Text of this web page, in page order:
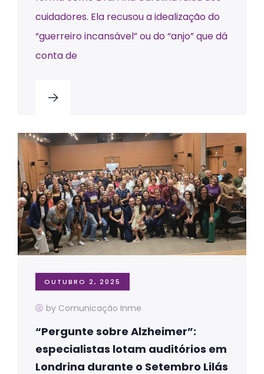
cuidadores. Ela recusou a idealização do
“guerreiro incansável” ou do “anjo” que dá
conta de
OUTUBRO 2, 2025
by Comunicação Inme
“Pergunte sobre Alzheimer”:
especialistas lotam auditórios em
Londrina durante o Setembro Lilás